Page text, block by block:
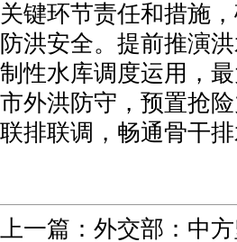
关键环节责任和措施
防洪安全。提前推演
制性水库调度运用，
市外洪防守，预置抢
联排联调，畅通骨干
上一篇： 外交部：中